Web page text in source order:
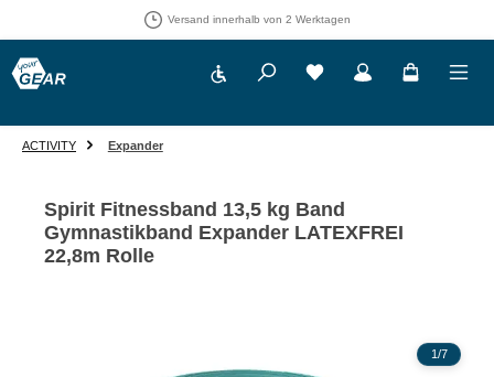
Versand innerhalb von 2 Werktagen
Werkzeugleiste anzeigenDu hast 0 Produkte auf
ACTIVITY Expander
Spirit Fitnessband 13,5 kg Band
Gymnastikband Expander LATEXFREI
22,8m Rolle
1/7